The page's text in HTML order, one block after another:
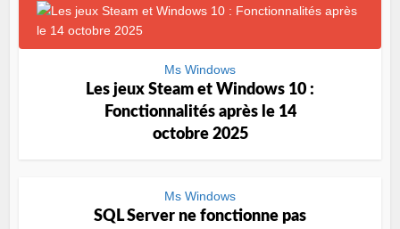
Ms Windows
Les jeux Steam et Windows 10 :
Fonctionnalités après le 14
octobre 2025
Ms Windows
SQL Server ne fonctionne pas